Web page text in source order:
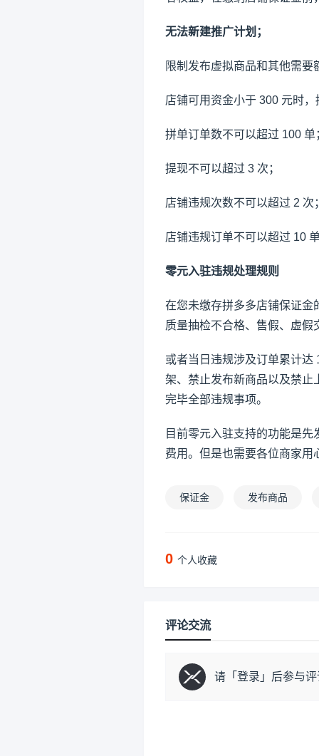
无法新建推广计划；
限制发布虚拟商品和其他需要
店铺可用资金小于 300 元时
拼单订单数不可以超过 100 单
提现不可以超过 3 次；
店铺违规次数不可以超过 2 次
店铺违规订单不可以超过 10
零元入驻违规处理规则
在您未缴存拼多多店铺保证金
质量抽检不合格、售假、虚假
或者当日违规涉及订单累计
架、禁止发布新商品以及禁止
完毕全部违规事项。
目前零元入驻支持的功能是
费用。但是也需要各位商家用
保证金 发布商品
0 个人收藏
评论交流
请「 登录 」后参与